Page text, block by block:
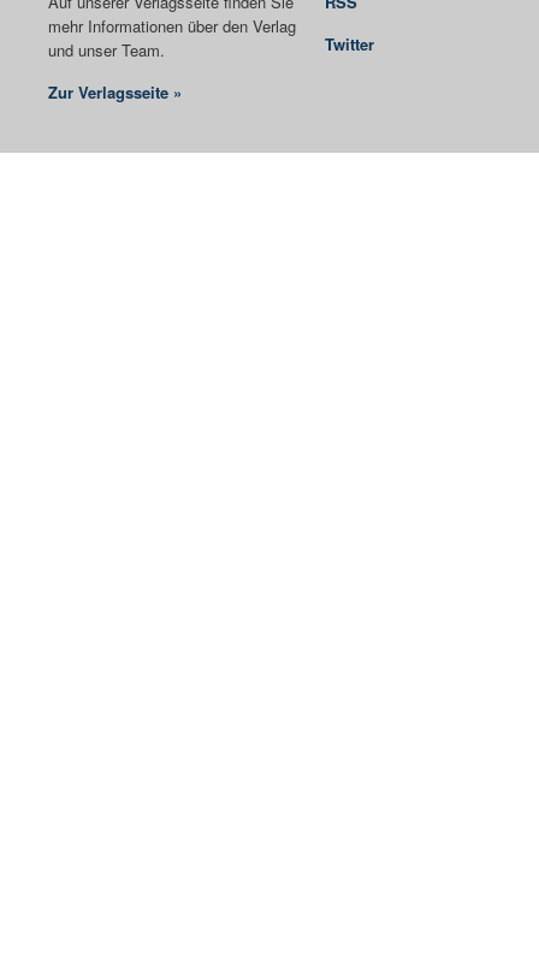
mehr Informationen über den Verlag
und unser Team.
Zur Verlagsseite »
Twitter